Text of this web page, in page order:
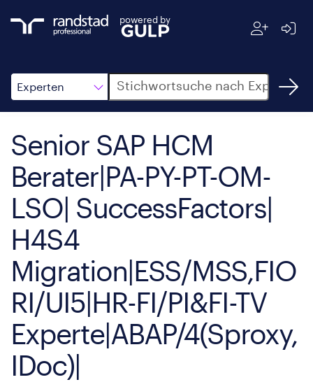
powered by
Experten
Suche
Senior SAP HCM
Berater|PA-PY-PT-OM-
LSO| SuccessFactors|
H4S4
Migration|ESS/MSS,FIO
RI/UI5|HR-FI/PI&FI-TV
Experte|ABAP/4(Sproxy,
IDoc)|